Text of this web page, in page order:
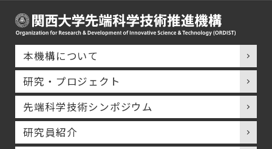
本機構について
研究・プロジェクト
先端科学技術シンポジウム
研究員紹介